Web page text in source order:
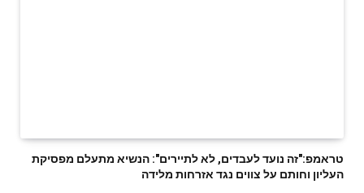
טראמפ:"זה נועד לעבדים, לא לתיירים": הנשיא מתעלם מפסיקת
העליון וחותם על צווים נגד אזרחות מלידה